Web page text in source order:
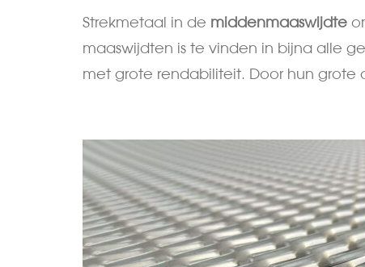
Strekmetaal in de middenmaaswijdte
maaswijdten is te vinden in bijna alle
met grote rendabiliteit. Door hun